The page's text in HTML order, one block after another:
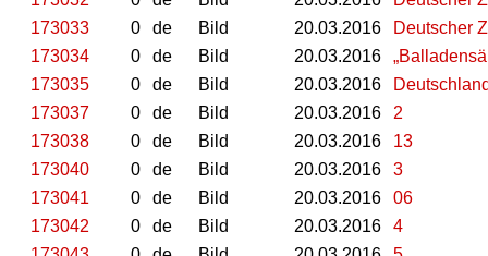
173033
0 de Bild 20.03.2016
Deutscher
173034
0 de Bild 20.03.2016
173035
0 de Bild 20.03.2016
173037
0 de Bild 20.03.2016
2
173038
0 de Bild 20.03.2016
13
173040
0 de Bild 20.03.2016
3
173041
0 de Bild 20.03.2016
06
173042
0 de Bild 20.03.2016
4